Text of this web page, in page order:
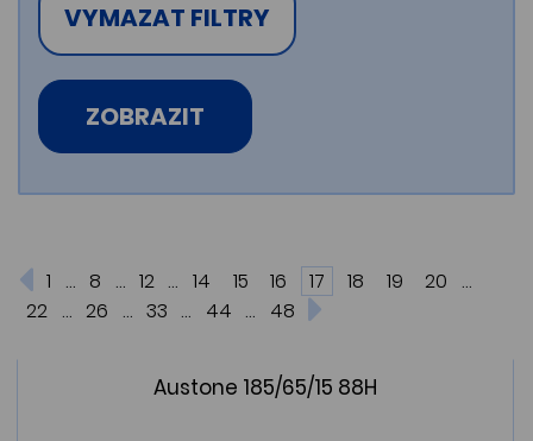
VYMAZAT FILTRY
ZOBRAZIT
1 ... 8 ... 12 ... 14 15 16 17 18 19 20 ...
22 ... 26 ... 33 ... 44 ... 48
Austone 185/65/15 88H